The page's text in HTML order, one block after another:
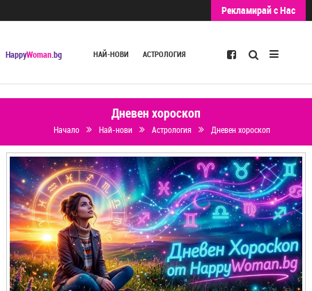
Рекламирай с Нас
HappyWoman.bg НАЙ-НОВИ АСТРОЛОГИЯ Търсене
Дневен хороскоп
Начало Най-нови Астрология Дневен хороскоп